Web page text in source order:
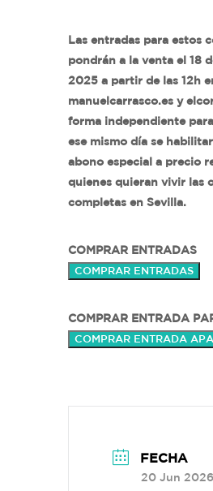
Las entradas para estos
pondrán a la venta el 18
2025 a partir de las 12h
manuelcarrasco.es y
forma independiente
ese mismo día se
abono especial a precio
quienes quieran vivir las
completas en Sevilla.
COMPRAR ENTRADAS
COMPRAR ENTRADAS
COMPRAR ENTRADA
COMPRAR ENTRADA
FECHA
20 Jun 2026